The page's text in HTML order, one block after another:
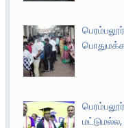
மட்டுமல்ல,